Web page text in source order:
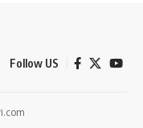
Follow US